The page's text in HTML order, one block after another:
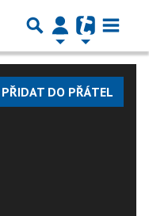
PŘIDAT DO PŘÁTEL